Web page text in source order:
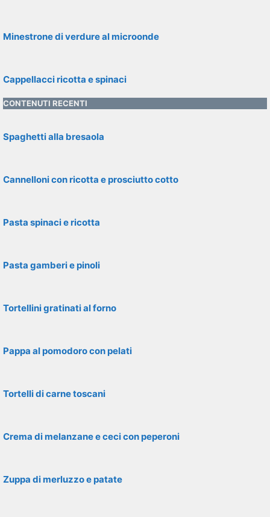
Minestrone di verdure al microonde
Cappellacci ricotta e spinaci
CONTENUTI RECENTI
Spaghetti alla bresaola
Cannelloni con ricotta e prosciutto cotto
Pasta spinaci e ricotta
Pasta gamberi e pinoli
Tortellini gratinati al forno
Pappa al pomodoro con pelati
Tortelli di carne toscani
Crema di melanzane e ceci con peperoni
Zuppa di merluzzo e patate